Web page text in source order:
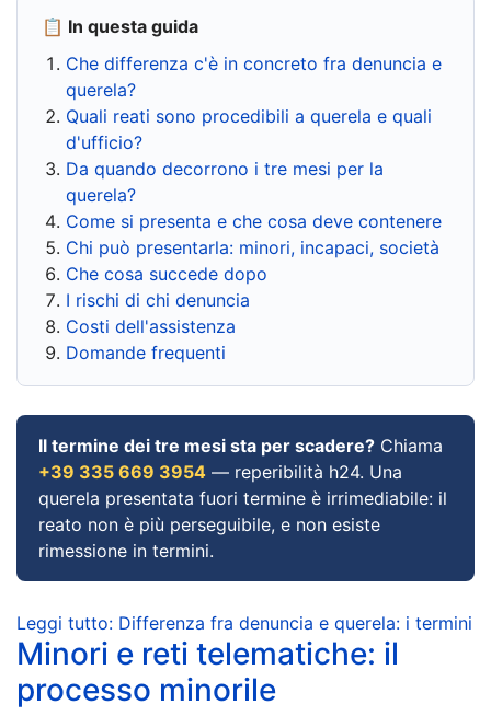
📋 In questa guida
Che differenza c'è in concreto fra denuncia e
querela?
Quali reati sono procedibili a querela e quali
d'ufficio?
Da quando decorrono i tre mesi per la
querela?
Come si presenta e che cosa deve contenere
Chi può presentarla: minori, incapaci, società
Che cosa succede dopo
I rischi di chi denuncia
Costi dell'assistenza
Domande frequenti
Il termine dei tre mesi sta per scadere? Chiama
+39 335 669 3954 — reperibilità h24. Una
querela presentata fuori termine è irrimediabile: il
reato non è più perseguibile, e non esiste
rimessione in termini.
Leggi tutto: Differenza fra denuncia e querela: i termini
Minori e reti telematiche: il
processo minorile